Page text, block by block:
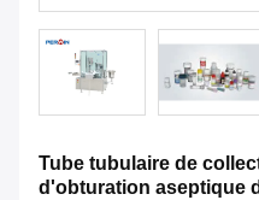
Tube tubulaire de
d'obturation aseptique